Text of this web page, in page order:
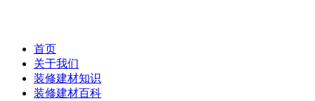
首页
关于我们
装修建材知识
装修建材百科